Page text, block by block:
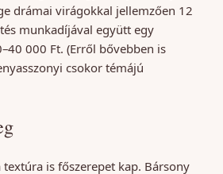
drámai virágokkal jellemzően 12
munkadíjával együtt egy
000 Ft. (Erről bővebben is
csokor témájú
is főszerepet kap. Bársony